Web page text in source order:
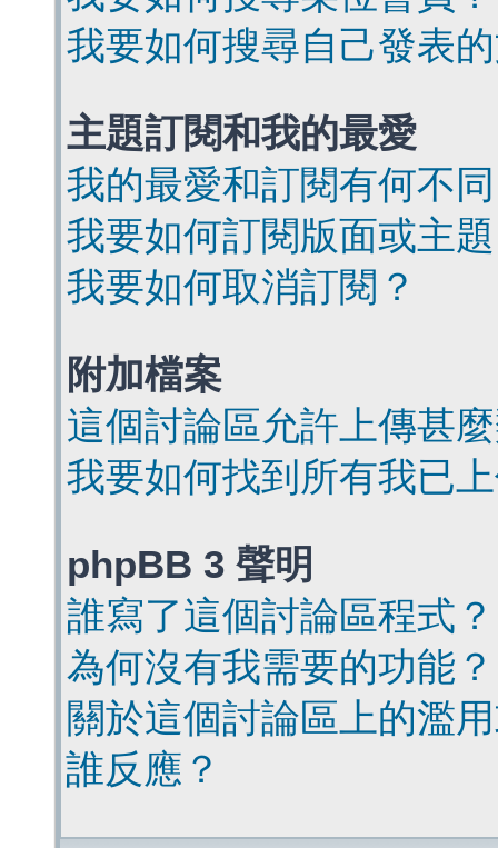
我要如何搜尋自己發表
主題訂閱和我的最愛
我的最愛和訂閱有何不
我要如何訂閱版面或主
我要如何取消訂閱？
附加檔案
這個討論區允許上傳甚
我要如何找到所有我已
phpBB 3 聲明
誰寫了這個討論區程式？
為何沒有我需要的功能？
關於這個討論區上的濫
誰反應？